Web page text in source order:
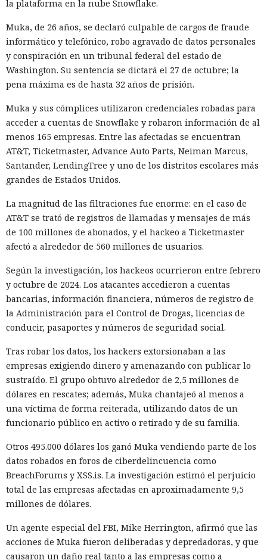
Los desarrolladores, que durante años soportaron fallos
pudieron respirar más tranquilos: salió una nueva versión
del framework de JavaScript Next.js, que promete librarlos
del conocido mensaje «FATAL ERROR». El equipo de Next.js
resentóla versión 16.3 — la primera actualización
importante desde octubre de 2025, que reduce el consumo
de memoria RAM en desarrollo hasta un 90% y, además,
acelera el renderizado y el funcionamiento en general.
La contribución principal a la economía de memoria la
aporta el empaquetador integrado Turbopack, que desde
2022 sustituye progresivamente a Webpack en el proyecto.
En la nueva versión están activados por defecto el caché en
disco y el desplazamiento de datos no utilizados a disco. Una
instancia con 50 rutas (páginas separadas) ahora consume
alrededor de 840 megabytes en lugar de los anteriores 4,6
gigabytes — un ahorro de aproximadamente el 82%.
El caché en disco, probado ya en la versión 16.1, lee el caché
guardado antes de la compilación y recompila solo los
fragmentos de código que han cambiado. Según pruebas de
Vercel, una compilación de un proyecto que antes tardaba
21 segundos ahora se completa en 9,2 segundos — una
aceleración de 2,3 veces. El desplazamiento de memoria,
activado por defecto en modo de desarrollo, mueve los datos
no solicitados al disco cuando se aproxima al umbral de
carga y los vuelve a cargar cuando es necesario.
En modo experimental está disponible un nuevo
compilador de React escrito en Rust, integrado directamente
ciónque antes requería pasar el código por eltranspilador
Babel, y es capaz de reducir el tiempo de compilación en un
34% en arranque en frío y en un 46% en recompilación.
la plataforma en la nube Snowflake.
Muka, de 26 años, se declaró culpable de cargos de fraude
informático y telefónico, robo agravado de datos personales
y conspiración en un tribunal federal del estado de
Washington. Su sentencia se dictará el 27 de octubre; la
pena máxima es de hasta 32 años de prisión.
Muka y sus cómplices utilizaron credenciales robadas para
acceder a cuentas de Snowflake y robaron información de al
menos 165 empresas. Entre las afectadas se encuentran
AT&T, Ticketmaster, Advance Auto Parts, Neiman Marcus,
Santander, LendingTree y uno de los distritos escolares más
grandes de Estados Unidos.
La magnitud de las filtraciones fue enorme: en el caso de
AT&T se trató de registros de llamadas y mensajes de más
de 100 millones de abonados, y el hackeo a Ticketmaster
afectó a alrededor de 560 millones de usuarios.
Según la investigación, los hackeos ocurrieron entre febrero
y octubre de 2024. Los atacantes accedieron a cuentas
bancarias, información financiera, números de registro de
la Administración para el Control de Drogas, licencias de
conducir, pasaportes y números de seguridad social.
Tras robar los datos, los hackers extorsionaban a las
empresas exigiendo dinero y amenazando con publicar lo
sustraído. El grupo obtuvo alrededor de 2,5 millones de
dólares en rescates; además, Muka chantajeó al menos a
una víctima de forma reiterada, utilizando datos de un
funcionario público en activo o retirado y de su familia.
Otros 495.000 dólares los ganó Muka vendiendo parte de los
datos robados en foros de ciberdelincuencia como
BreachForums y XSS.is. La investigación estimó el perjuicio
total de las empresas afectadas en aproximadamente 9,5
millones de dólares.
Un agente especial del FBI, Mike Herrington, afirmó que las
acciones de Muka fueron deliberadas y depredadoras, y que
causaron un daño real tanto a las empresas como a